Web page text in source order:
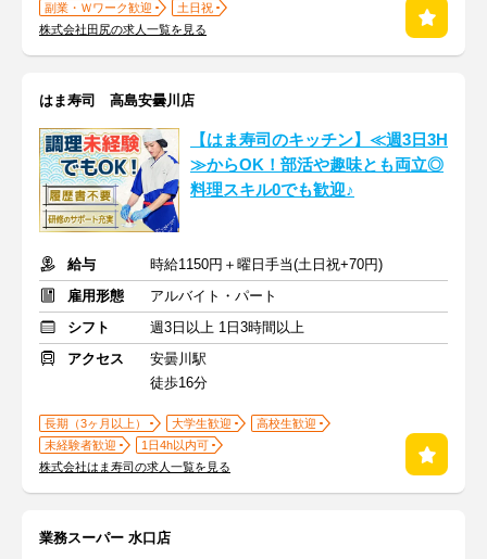
副業・Ｗワーク歓迎
土日祝
株式会社田尻の求人一覧を見る
はま寿司 高島安曇川店
【はま寿司のキッチン】≪週3日3H
≫からOK！部活や趣味とも両立◎
料理スキル0でも歓迎♪
給与
時給1150円＋曜日手当(土日祝+70円)
雇用形態
アルバイト・パート
シフト
週3日以上 1日3時間以上
アクセス
安曇川駅
徒歩16分
長期（3ヶ月以上） 大学生歓迎
高校生歓迎
未経験者歓迎
1日4h以内可
株式会社はま寿司の求人一覧を見る
業務スーパー 水口店